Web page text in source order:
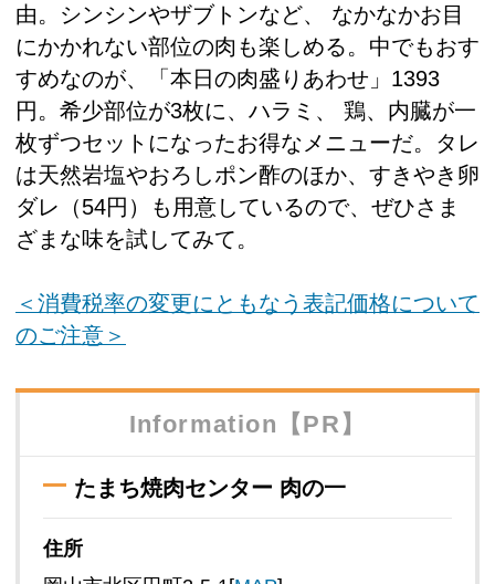
由。シンシンやザブトンなど、 なかなかお目
にかかれない部位の肉も楽しめる。中でもおす
すめなのが、「本日の肉盛りあわせ」1393
円。希少部位が3枚に、ハラミ、 鶏、内臓が一
枚ずつセットになったお得なメニューだ。タレ
は天然岩塩やおろしポン酢のほか、すきやき卵
ダレ（54円）も用意しているので、ぜひさま
ざまな味を試してみて。
＜消費税率の変更にともなう表記価格について
のご注意＞
Information【PR】
たまち焼肉センター 肉の一
住所